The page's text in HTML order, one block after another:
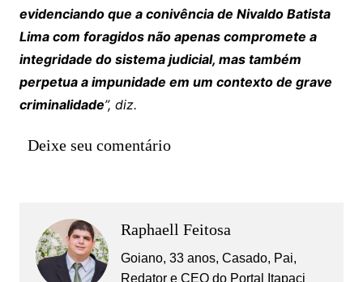
evidenciando que a conivência de Nivaldo Batista
Lima com foragidos não apenas compromete a
integridade do sistema judicial, mas também
perpetua a impunidade em um contexto de grave
criminalidade”, diz.
Deixe seu comentário
Raphaell Feitosa
Goiano, 33 anos, Casado, Pai,
Redator e CEO do Portal Itapaci